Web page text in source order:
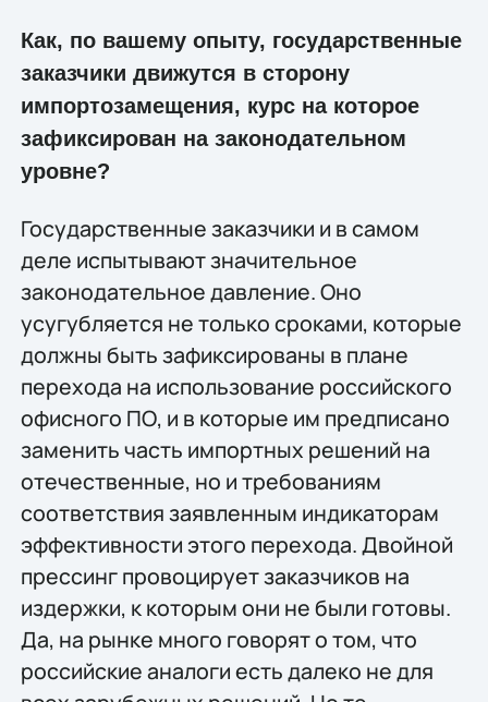
Как, по вашему опыту, государственные
заказчики движутся в сторону
импортозамещения, курс на которое
зафиксирован на законодательном
уровне?
Государственные заказчики и в самом
деле испытывают значительное
законодательное давление. Оно
усугубляется не только сроками, которые
должны быть зафиксированы в плане
перехода на использование российского
офисного ПО, и в которые им предписано
заменить часть импортных решений на
отечественные, но и требованиям
соответствия заявленным индикаторам
эффективности этого перехода. Двойной
прессинг провоцирует заказчиков на
издержки, к которым они не были готовы.
Да, на рынке много говорят о том, что
российские аналоги есть далеко не для